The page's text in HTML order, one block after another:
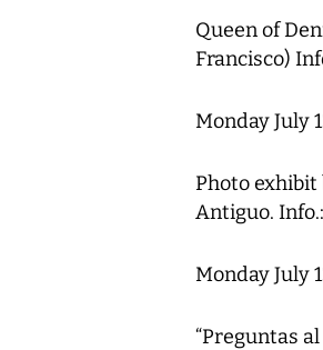
Queen of
Francisco)
Monday July
Photo exhibit
Antiguo.
Monday July
“Preguntas